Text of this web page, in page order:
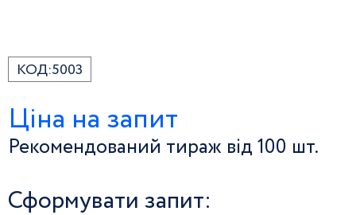
КОД:5003
Ціна на запит
Рекомендований тираж від 100 шт.
Сформувати запит: